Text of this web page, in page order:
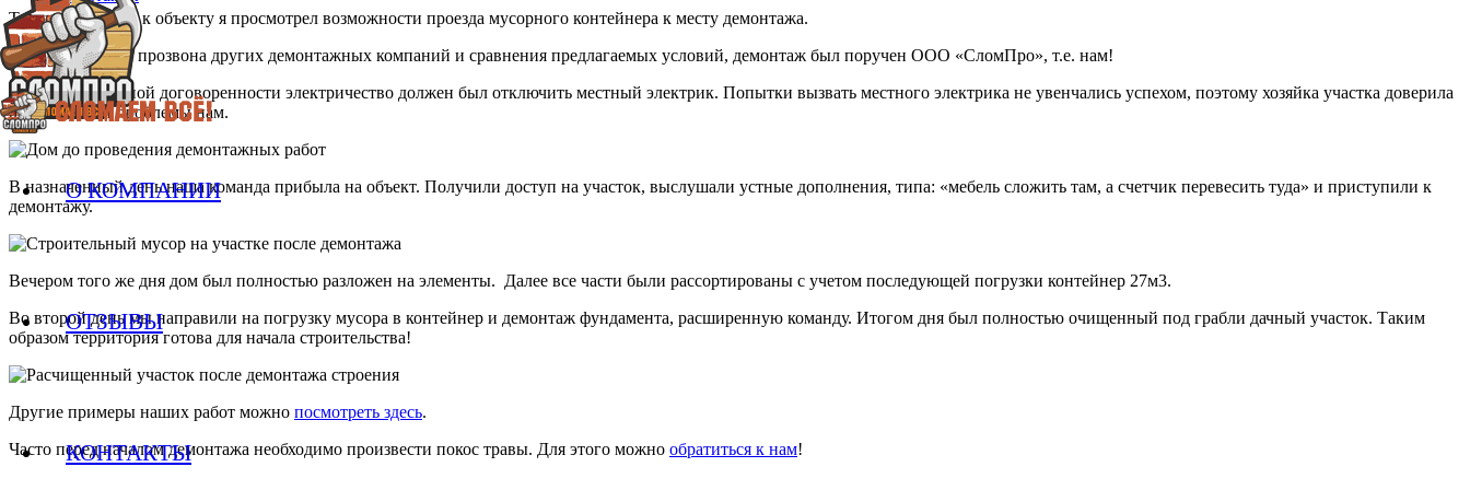
О КОМПАНИИ
ОТЗЫВЫ
КОНТАКТЫ
Так же по дороге к объекту я просмотрел возможности проезда мусорного контейнера к месту демонтажа.
После короткого прозвона других демонтажных компаний и сравнения предлагаемых условий, демонтаж был поручен ООО «СломПро», т.е. нам!
В предварительной договоренности электричество должен был отключить местный электрик. Попытки вызвать местного электрика не увенчались успехом, поэтому хозяйка участка доверила
решение этой проблемы нам.
В назначенный день наша команда прибыла на объект. Получили доступ на участок, выслушали устные дополнения, типа: «мебель сложить там, а счетчик перевесить туда» и приступили к
демонтажу.
Вечером того же дня дом был полностью разложен на элементы. Далее все части были рассортированы с учетом последующей погрузки контейнер 27м3.
Во второй день мы направили на погрузку мусора в контейнер и демонтаж фундамента, расширенную команду. Итогом дня был полностью очищенный под грабли дачный участок. Таким
образом территория готова для начала строительства!
Другие примеры наших работ можно посмотреть здесь.
Часто перед началом демонтажа необходимо произвести покос травы. Для этого можно обратиться к нам!